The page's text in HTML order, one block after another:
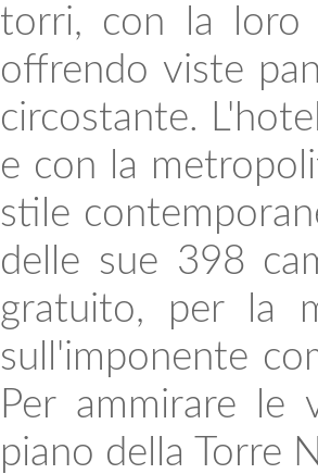
torri, con la loro
offrendo viste
circostante.
e con la
stile
delle sue 398
gratuito, per la
sull'imponente
Per ammirare le
piano della Torre